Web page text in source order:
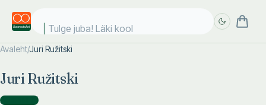
Tulge juba! Läki kooli
Avaleht/Juri Ružitski
Juri Ružitski
Autorina )